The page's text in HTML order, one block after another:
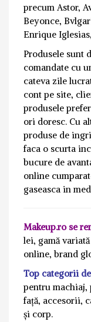
precum Astor,
Beyonce,
Enrique
Produsele sunt
comandate cu
cateva zile
cont pe site,
produsele
ori doresc. Cu
produse de
faca o scurta
bucure de
online
gaseasca in
Makeup.ro se
lei, gamă
online, brand
Top categorii
pentru machiaj,
față, accesorii,
și corp.